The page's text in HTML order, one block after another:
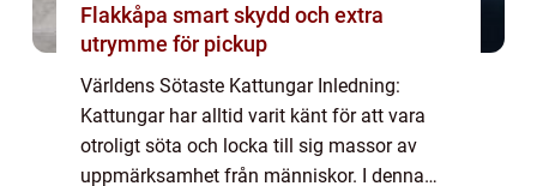
Flakkåpa smart skydd och extra
utrymme för pickup
Världens Sötaste Kattungar Inledning:
Kattungar har alltid varit känt för att vara
otroligt söta och locka till sig massor av
uppmärksamhet från människor. I denna